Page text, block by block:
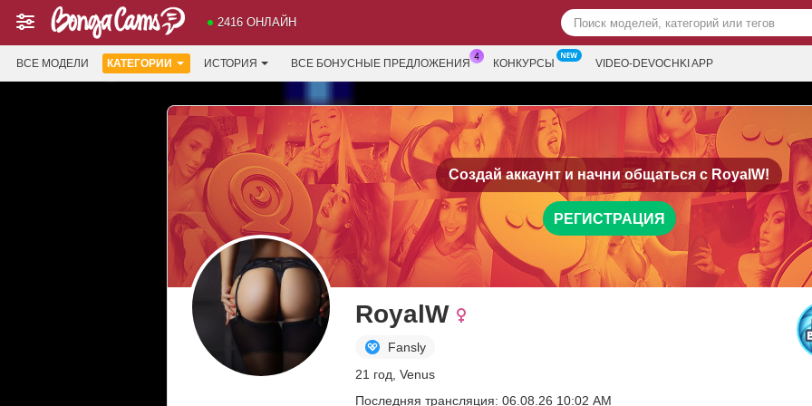
2416 ОНЛАЙН
ВСЕ МОДЕЛИ КАТЕГОРИИ ИСТОРИЯ ВСЕ БОНУСНЫЕ ПРЕДЛОЖЕНИЯ КОНКУРСЫ VIDEO-DEVOCHKI APP
Создай аккаунт и начни общаться с RoyalW!
РЕГИСТРАЦИЯ
RoyalW
Fansly
21 год, Venus
Последняя трансляция: 06.08.26 10:02 AM